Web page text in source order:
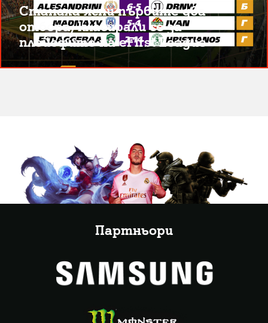
Станаха ясни първите два
отбора, класирали се за
плейофите на eFirst League
Партньори